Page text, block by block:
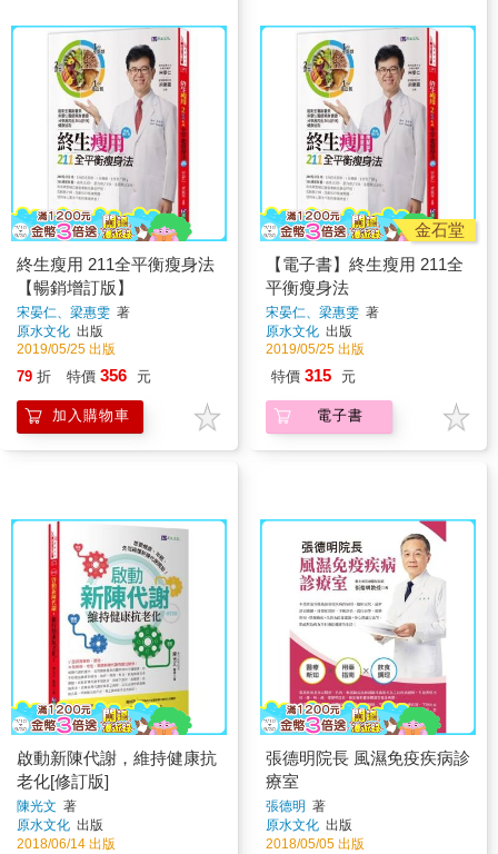
終生瘦用 211全平衡瘦身法
【暢銷增訂版】
宋晏仁、梁惠雯 著
原水文化 出版
2019/05/25 出版
79 折 特價 356 元
加入購物車
金石堂
【電子書】終生瘦用 211全
平衡瘦身法
宋晏仁、梁惠雯 著
原水文化 出版
2019/05/25 出版
特價 315 元
電子書
啟動新陳代謝，維持健康抗
老化[修訂版]
陳光文 著
原水文化 出版
2018/06/14 出版
張德明院長 風濕免疫疾病診
療室
張德明 著
原水文化 出版
2018/05/05 出版